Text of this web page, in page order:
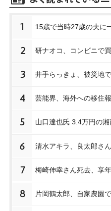
1 15歳で当時27歳の夫に
2 研ナオコ、コンビニで
3 井手らっきょ、被災地
4 芸能界、海外への移住
5 山口達也氏 3.4万円の
6 清水アキラ、良太郎さ
7 梅崎伸幸さん死去、享
8 片岡鶴太郎、自家農園